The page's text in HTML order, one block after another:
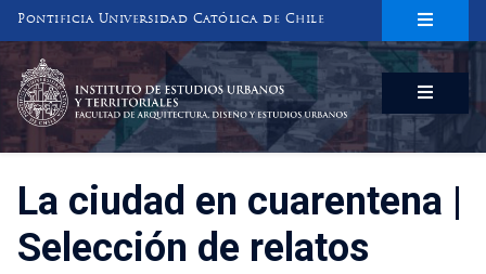
Pontificia Universidad Católica de Chile
INSTITUTO DE ESTUDIOS URBANOS
Y TERRITORIALES
FACULTAD DE ARQUITECTURA, DISEÑO Y ESTUDIOS URBANOS
La ciudad en cuarentena |
Selección de relatos